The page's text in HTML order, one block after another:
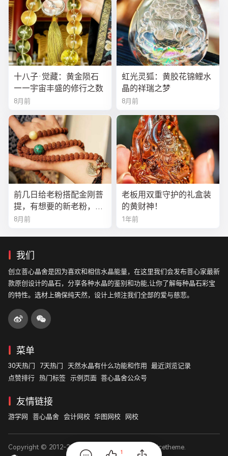
十八子·觉藏：黄金陨石
——宇宙丰盛的修行之数
8月前
虹光灵狐：黄胶花锦鲤水
晶的祥瑞之梦
8月前
前几日给老粉搭配金刚菩
提，有想要的新老粉，都
可以来排队
8月前
老板用双重守护的礼盒装
的黄财神！
1年前
1
我们
创立菩心晶舍是因为喜欢和相信水晶能量，在这里我们会发布菩心家最新
款原创设计的晶石，分享各种水晶的鉴别和功能,让你了解每种晶石彩宝
的特性。选材上确保纯天然，设计上倾注我们全部的爱与慈悲。
菜单
30天热门 7天热门 天然水晶有什么功能和作用
最近浏览记录
点赞排行 热门标签 示例页面 菩心晶舍公众号
友情链接
游学网 菩心晶舍 会计网校 华图网校 网校
Copyright © 2012-2026 nicetheme